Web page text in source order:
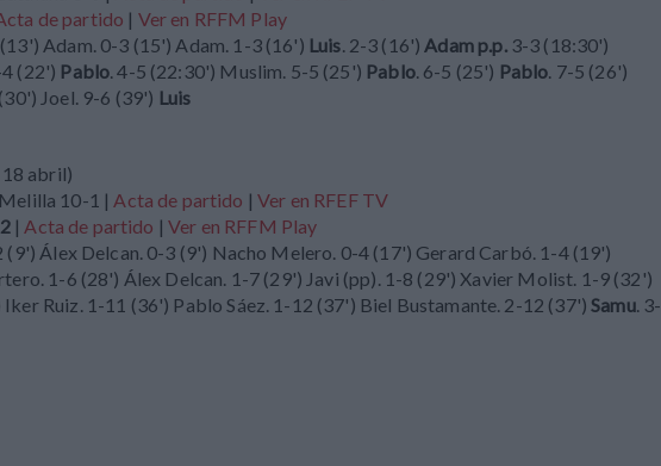
de partido | Ver en RFFM Play
Adam. 0-3 (15') Adam. 1-3 (16') Luis . 2-3 (16') Adam p.p.3-3 (18:30')
4 (22') Pablo . 4-5 (22:30') Muslim. 5-5 (25') Pablo. 6-5 (25') Pablo . 7-5 (26')
(30') Joel. 9-6 (39') Luis
18 abril)
10-1 | Acta de partido |Ver en RFEF TV
| Acta de partido |Ver en RFFM Play
Álex Delcan. 0-3 (9') Nacho Melero. 0-4 (17') Gerard Carbó. 1-4 (19')
1-6 (28') Álex Delcan. 1-7 (29') Javi (pp). 1-8 (29') Xavier Molist. 1-9 (32')
Ruiz. 1-11 (36') Pablo Sáez. 1-12 (37') Biel Bustamante. 2-12 (37') Samu. 3-